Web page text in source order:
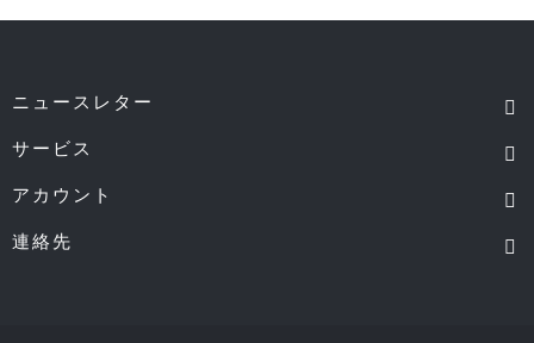
ニュースレター
サービス
アカウント
連絡先